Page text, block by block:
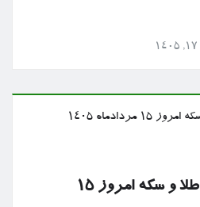
قیمت بازگشایی بازار طلا و سکه امروز ۱۵